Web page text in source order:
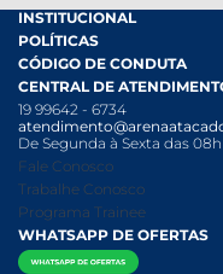
INSTITUCIONAL
Arena Mais
Fácil Pra Pagar
Ofertas
Folheto
Nossas Lojas
Nossa História
Relatório Transparência
POLÍTICAS
Termos de uso
Política de Trocas e
Política de Privacidade
Política Anticorrupção
Política de entrega e Retirada
Política de Pagamento
CÓDIGO DE CONDUTA
Código de conduta PDF
Canal de Denúncias
Canal de Denúncias da
CENTRAL DE
19 99642 - 6734
De Segunda à Sexta das 08h
Fale Conosco
Trabalhe Conosco
Programa Trainee
WHATSAPP DE OFERTAS